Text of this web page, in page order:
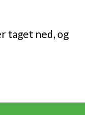
taget ned, og